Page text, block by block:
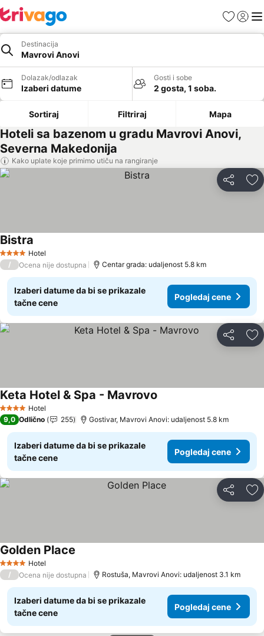
FavoritiPrijavi
Destinacija
Mavrovi Anovi
Dolazak/odlazak
Izaberi datume
Gosti i sobe
2 gosta, 1 soba.
Sortiraj Filtriraj Mapa
Hoteli sa bazenom u gradu Mavrovi Anovi,
Severna Makedonija
Kako uplate koje primimo utiču na rangiranje
Deli
4 ZvezdiceHotel
Bistra
/ Ocena nije dostupna Centar grada: udaljenost 5.8 km
Izaberi datume da bi se prikazale
tačne cene
Pogledaj cene
Deli
4 ZvezdiceHotel
Keta Hotel & Spa - Mavrovo
9,0 Odlično 255 Gostivar, Mavrovi Anovi: udaljenost 5.8 km
Izaberi datume da bi se prikazale
tačne cene
Pogledaj cene
Deli
4 ZvezdiceHotel
Golden Place
/ Ocena nije dostupna Rostuša, Mavrovi Anovi: udaljenost 3.1 km
Izaberi datume da bi se prikazale
tačne cene
Pogledaj cene